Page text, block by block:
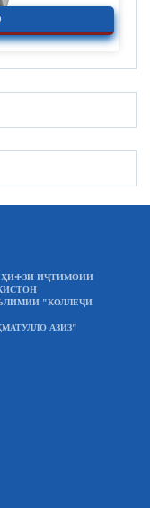
ҲИФЗИ ИҶТИМОИИ
"КОЛЛЕҶИ
АЗИЗ"